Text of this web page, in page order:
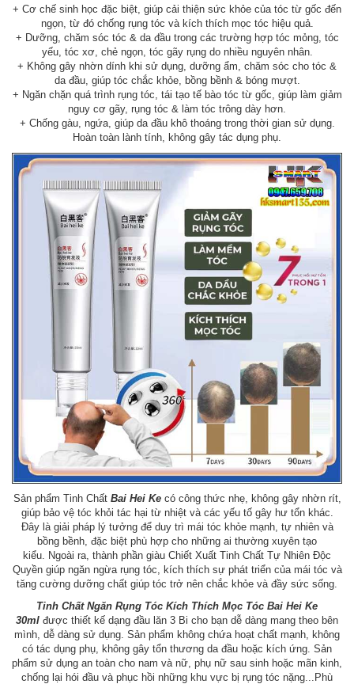
+ Cơ chế sinh học đặc biệt, giúp cải thiện sức khỏe của tóc từ gốc đến
ngọn, từ đó chống rụng tóc và kích thích mọc tóc hiệu quả.
+ Dưỡng, chăm sóc tóc & da đầu trong các trường hợp tóc mỏng, tóc
yếu, tóc xơ, chẻ ngọn, tóc gãy rụng do nhiều nguyên nhân.
+ Không gây nhờn dính khi sử dụng, dưỡng ẩm, chăm sóc cho tóc &
da đầu, giúp tóc chắc khỏe, bồng bềnh & bóng mượt.
+ Ngăn chặn quá trình rụng tóc, tái tạo tế bào tóc từ gốc, giúp làm giảm
nguy cơ gãy, rụng tóc & làm tóc trông dày hơn.
+ Chống gàu, ngứa, giúp da đầu khô thoáng trong thời gian sử dụng.
Hoàn toàn lành tính, không gây tác dụng phụ.
Sản phẩm Tinh Chất Bai Hei Kecó công thức nhẹ, không gây nhờn rít,
giúp bảo vệ tóc khỏi tác hại từ nhiệt và các yếu tố gây hư tổn khác.
Đây là giải pháp lý tưởng để duy trì mái tóc khỏe mạnh, tự nhiên và
bồng bềnh, đặc biệt phù hợp cho những ai thường xuyên tạo
kiểu. Ngoài ra, thành phần giàu Chiết Xuất Tinh Chất Tự Nhiên Độc
Quyền giúp ngăn ngừa rụng tóc, kích thích sự phát triển của mái tóc và
tăng cường dưỡng chất giúp tóc trở nên chắc khỏe và đầy sức sống.
Tinh Chất Ngăn Rụng Tóc Kích Thích Mọc Tóc Bai Hei Ke
30ml được thiết kế dạng đầu lăn 3 Bi cho bạn dễ dàng mang theo bên
mình, dễ dàng sử dụng. Sản phẩm không chứa hoạt chất mạnh, không
có tác dụng phụ, không gây tổn thương da đầu hoặc kích ứng. Sản
phẩm sử dụng an toàn cho nam và nữ, phụ nữ sau sinh hoặc mãn kinh,
chống lại hói đầu và phục hồi những khu vực bị rụng tóc nặng...Phù